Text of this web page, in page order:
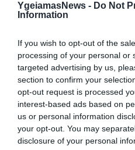
YgeiamasNews - Do Not
Information
If you wish to opt-out of the
processing of your personal or
targeted advertising by us,
section to confirm your
opt-out request is processed
interest-based ads based on
us or personal information
your opt-out. You may
disclosure of your personal
14.02.2026 21:00
Μην τα αγνοήσεις:
δείχνουν ότι το
να είναι και το…